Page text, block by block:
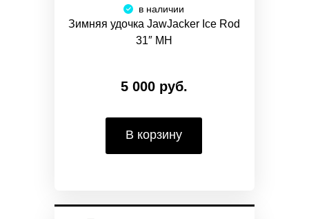
в наличии
Зимняя удочка JawJacker Ice Rod
31″ MH
5 000 руб.
В корзину